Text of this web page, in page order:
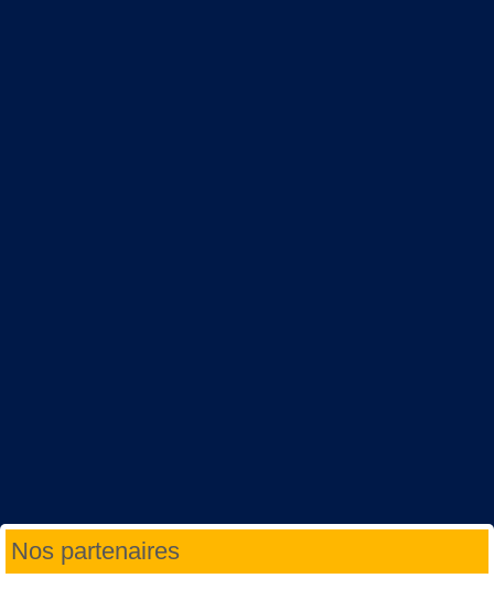
Nos partenaires
Année
précédente
Mois
précédent
Année
suivante
Mois
suivant